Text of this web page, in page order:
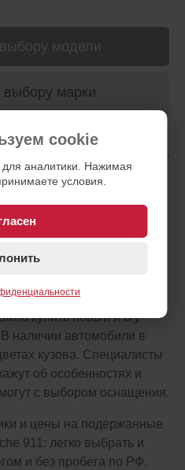
модели
выбору марки
автомобиль, это икона в
символизирующий
технологии. В
и эстетики, при
и технологии.
купить новый и б/у
наличии автомобили в
кузова. Специалисты
об особенностях и
с выбором оснащения.
и цены на подержанные
911: легко выбрать и
и без пробега по РФ.
cookie
аналитики. Нажимая
условия.